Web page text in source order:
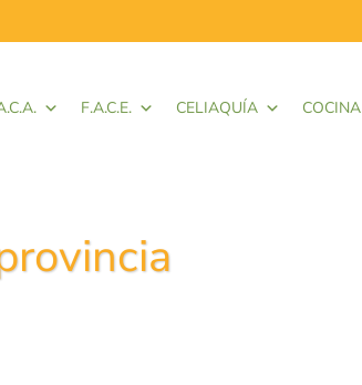
F.A.C.E. CELIAQUÍA COCINA